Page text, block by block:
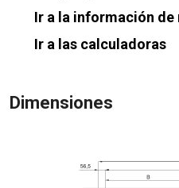
Ir a la información
Ir a las calculadoras
Dimensiones